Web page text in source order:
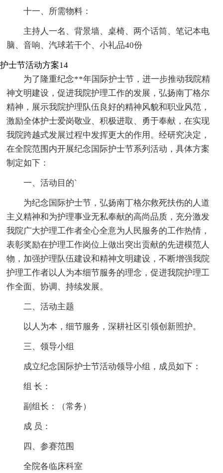
十一、所需物料：
主持人一名、背景墙、桌椅、两个话筒、笔记本电
脑、音响、汽球若干个、小礼品40份
护士节活动方案14
为了隆重纪念**年国际护士节，进一步推动我院精
神文明建设，促进我院护理工作的发展，弘扬南丁格尔
精神，展示我院护理队伍良好的精神风貌和职业风范，
激励全体护士爱岗敬业、积极进取、勇于奉献，在实现
我院跨越式发展过程中发挥更大的作用。经研究决定，
在全院范围内开展纪念国际护士节系列活动，具体方案
制定如下：
一、活动目的`
为纪念国际护士节，弘扬南丁格尔救死扶伤的人道
主义精神和为护理事业无私奉献的高尚品质，充分激发
我院广大护理工作者全心全意为人民服务的工作热情，
表彰奖励在护理工作岗位上做出突出贡献的先进模范人
物，加强护理队伍建设和精神文明建设，不断增强我院
护理工作者以人为本细节服务的理念，促进我院护理工
作全面、协调、持续发展。
二、活动主题
以人为本，细节服务，深耕社区引领创新照护。
三、领导小组
成立纪念国际护士节活动领导小组，成员如下：
组 长：
副组长：（常务）
成 员：
四、参赛范围
全院各临床科室